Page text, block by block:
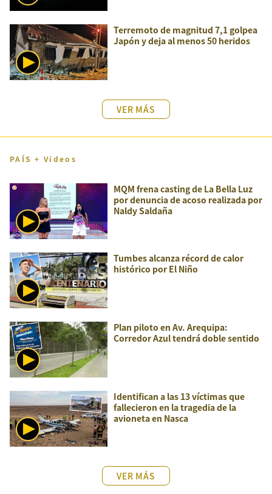
Terremoto de magnitud 7,1 golpea
Japón y deja al menos 50 heridos
VER MÁS
PAÍS + Videos
MQM frena casting de La Bella Luz
por denuncia de acoso realizada por
Naldy Saldaña
Tumbes alcanza récord de calor
histórico por El Niño
Plan piloto en Av. Arequipa:
Corredor Azul tendrá doble sentido
Identifican a las 13 víctimas que
fallecieron en la tragedia de la
avioneta en Nasca
VER MÁS